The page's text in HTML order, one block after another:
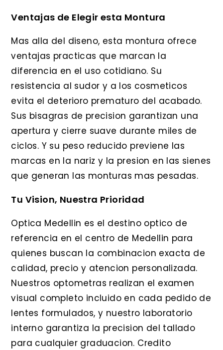
Ventajas de Elegir esta Montura
Mas alla del diseno, esta montura ofrece
ventajas practicas que marcan la
diferencia en el uso cotidiano. Su
resistencia al sudor y a los cosmeticos
evita el deterioro prematuro del acabado.
Sus bisagras de precision garantizan una
apertura y cierre suave durante miles de
ciclos. Y su peso reducido previene las
marcas en la nariz y la presion en las sienes
que generan las monturas mas pesadas.
Tu Vision, Nuestra Prioridad
Optica Medellin es el destino optico de
referencia en el centro de Medellin para
quienes buscan la combinacion exacta de
calidad, precio y atencion personalizada.
Nuestros optometras realizan el examen
visual completo incluido en cada pedido de
lentes formulados, y nuestro laboratorio
interno garantiza la precision del tallado
para cualquier graduacion. Credito